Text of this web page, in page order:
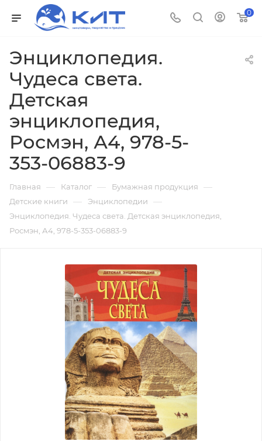
0
Энциклопедия.
Чудеса света.
Детская
энциклопедия,
Росмэн, А4, 978-5-
353-06883-9
Главная — Каталог — Бумажная продукция —
Детские книги — Энциклопедии —
Энциклопедия. Чудеса света. Детская энциклопедия,
Росмэн, А4, 978-5-353-06883-9